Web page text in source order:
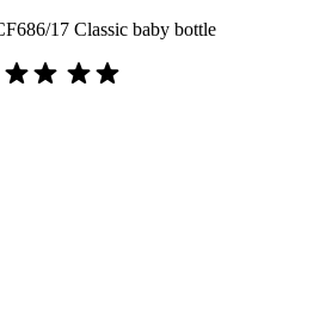
17 Classic baby bottle